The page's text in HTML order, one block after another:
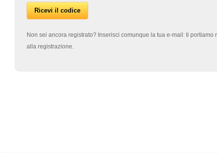
Non sei ancora registrato? Inserisci comunque la tua e-mail: ti portiamo
alla registrazione.